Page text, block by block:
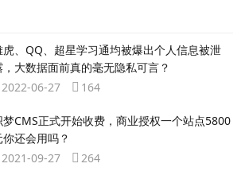
虎、QQ、超星学习通均被爆出个人信息被泄
，大数据面前真的毫无隐私可言？
2022-06-27
164
梦CMS正式开始收费，商业授权一个站点5800
你还会用吗？
2021-09-27
264